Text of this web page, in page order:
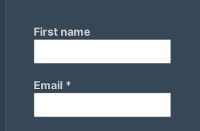
First name
Email *